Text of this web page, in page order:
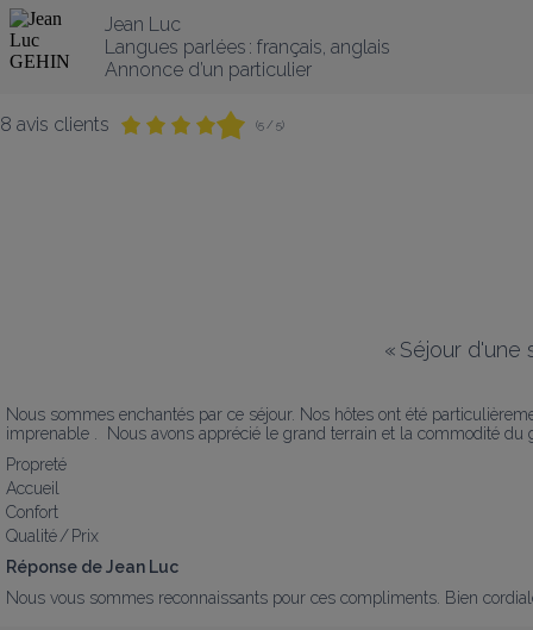
Jean Luc
Langues parlées : français anglais
Annonce d’un particulier
8 avis clients (5 / 5)
« Séjour d'une
Nous sommes enchantés par ce séjour. Nos hôtes ont été
imprenable .  Nous avons apprécié le grand terrain et la commodité du
Propreté
Accueil
Confort
Qualité / Prix
Réponse de Jean Luc
Nous vous sommes reconnaissants pour ces compliments. Bien